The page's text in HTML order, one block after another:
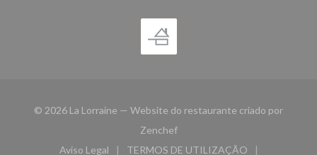
© 2026 La Lorraine — Website do restaurante criado por
Zenchef((abre numa nova janela))
Aviso Legal
TERMOS DE UTILIZAÇÃO